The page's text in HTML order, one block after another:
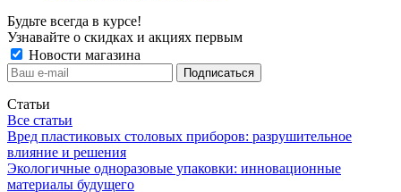
Будьте всегда в курсе!
Узнавайте о скидках и акциях первым
Новости магазина
Статьи
Все статьи
Вред пластиковых столовых приборов: разрушительное
влияние и решения
Экологичные одноразовые упаковки: инновационные
материалы будущего